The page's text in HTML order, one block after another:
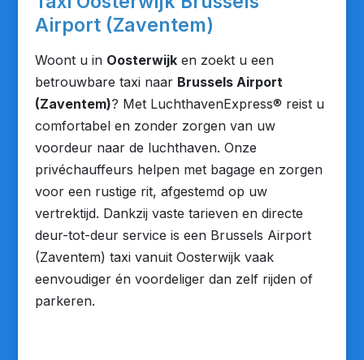
Airport (Zaventem)
Woont u in Oosterwijken zoekt u een
betrouwbare taxi naar Brussels Airport
(Zaventem)? Met LuchthavenExpress® reist u
comfortabel en zonder zorgen van uw
voordeur naar de luchthaven. Onze
privéchauffeurs helpen met bagage en zorgen
voor een rustige rit, afgestemd op uw
vertrektijd. Dankzij vaste tarieven en directe
deur-tot-deur service is een Brussels Airport
(Zaventem) taxi vanuit Oosterwijk vaak
eenvoudiger én voordeliger dan zelf rijden of
parkeren.